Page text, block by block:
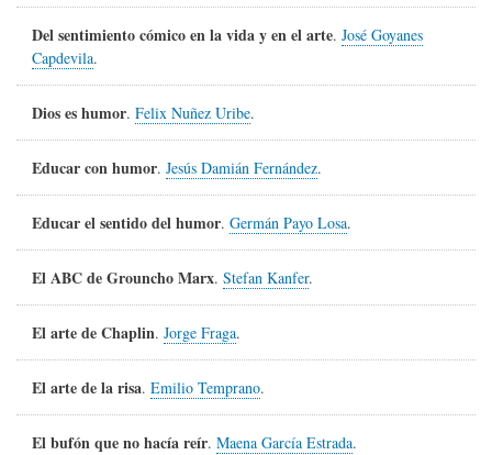
Del sentimiento cómico en la vida y en el arte. José Goyanes
Capdevila.
Dios es humor. Felix Nuñez Uribe.
Educar con humor. Jesús Damián Fernández.
Educar el sentido del humor. Germán Payo Losa.
El ABC de Grouncho Marx. Stefan Kanfer.
El arte de Chaplin. Jorge Fraga.
El arte de la risa. Emilio Temprano.
El bufón que no hacía reír. Maena García Estrada.